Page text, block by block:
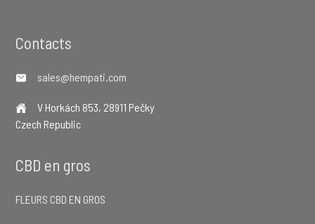
Footer
Contacts
sales@hempati.com
V Horkách 853, 28911 Pečky
Czech Republic
CBD en gros
FLEURS CBD EN GROS